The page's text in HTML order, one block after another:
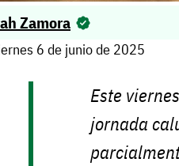
Zamora
6 de junio de 2025
Este
jornada